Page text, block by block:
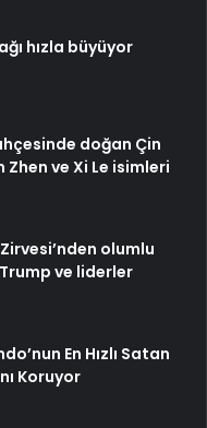
hızla büyüyor
doğan Çin
ve Xi Le isimleri
olumlu
ve liderler
En Hızlı Satan
Koruyor